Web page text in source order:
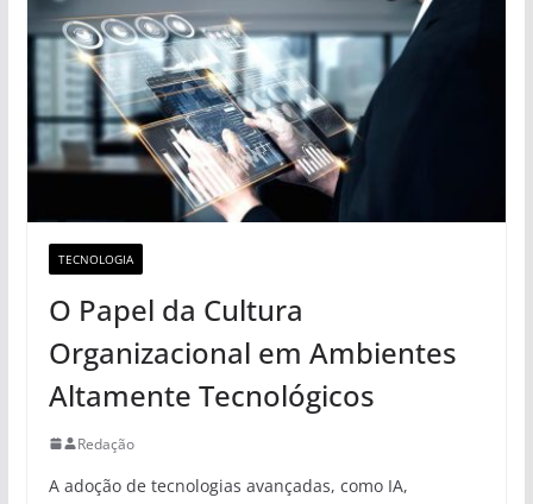
TECNOLOGIA
O Papel da Cultura
Organizacional em Ambientes
Altamente Tecnológicos
Redação
A adoção de tecnologias avançadas, como IA,